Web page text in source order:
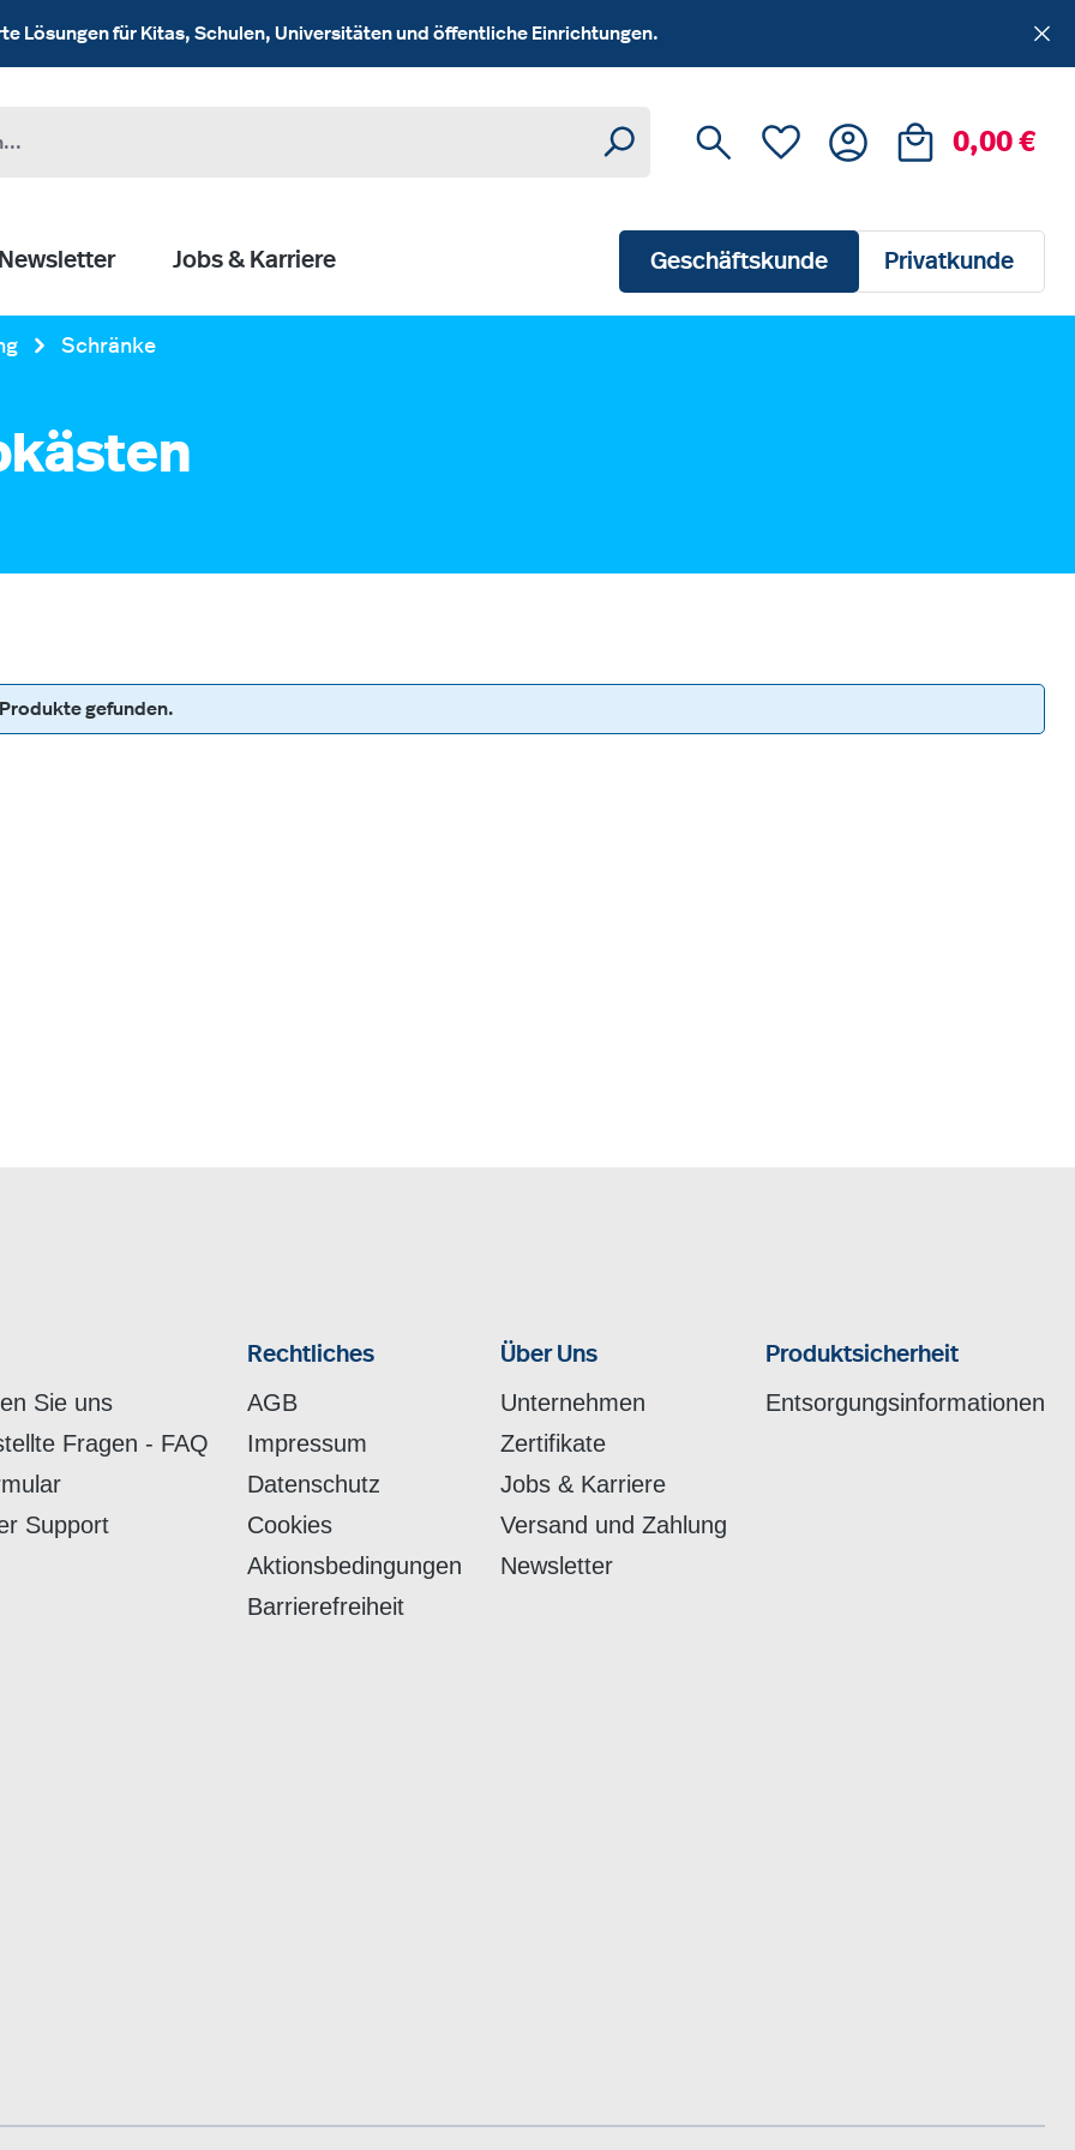
Lösungen für Kitas, Schulen, Universitäten und öffentliche Einrichtungen.
Du hast 0 Produkte auf dem
0,00 €
Newsletter Jobs & Karriere Geschäftskunde Privatkunde
Schränke
Produkte gefunden.
Sie uns
Fragen - FAQ
Support
Rechtliches
AGB
Impressum
Datenschutz
Cookies
Aktionsbedingungen
Barrierefreiheit
Über Uns
Unternehmen
Zertifikate
Jobs & Karriere
Versand und Zahlung
Newsletter
Produktsicherheit
Entsorgungsinformationen